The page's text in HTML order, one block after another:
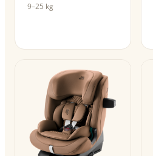
9–25 kg